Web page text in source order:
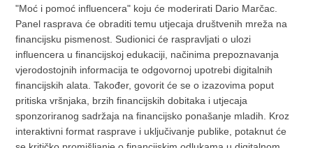
"Moć i pomoć influencera" koju će moderirati Dario Marčac.
Panel rasprava će obraditi temu utjecaja društvenih mreža na
financijsku pismenost. Sudionici će raspravljati o ulozi
influencera u financijskoj edukaciji, načinima prepoznavanja
vjerodostojnih informacija te odgovornoj upotrebi digitalnih
financijskih alata. Također, govorit će se o izazovima poput
pritiska vršnjaka, brzih financijskih dobitaka i utjecaja
sponzoriranog sadržaja na financijsko ponašanje mladih. Kroz
interaktivni format rasprave i uključivanje publike, potaknut će